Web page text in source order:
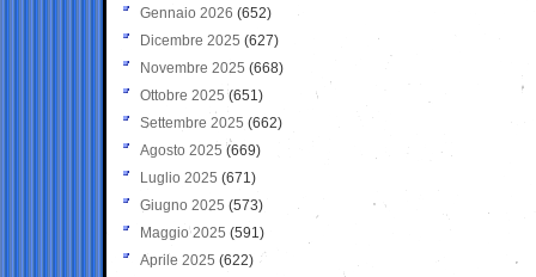
Gennaio 2026 (652)
Dicembre 2025 (627)
Novembre 2025 (668)
Ottobre 2025 (651)
Settembre 2025 (662)
Agosto 2025 (669)
Luglio 2025 (671)
Giugno 2025 (573)
Maggio 2025 (591)
Aprile 2025 (622)